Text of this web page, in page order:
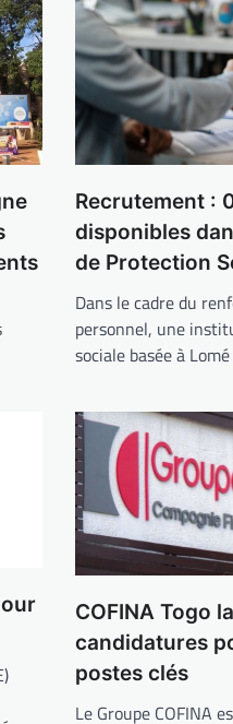
Recrutement :
disponibles
de Protection
Dans le cadre du
personnel, une
sociale basée à
COFINA Togo
candidatures
postes clés
Le Groupe COFINA